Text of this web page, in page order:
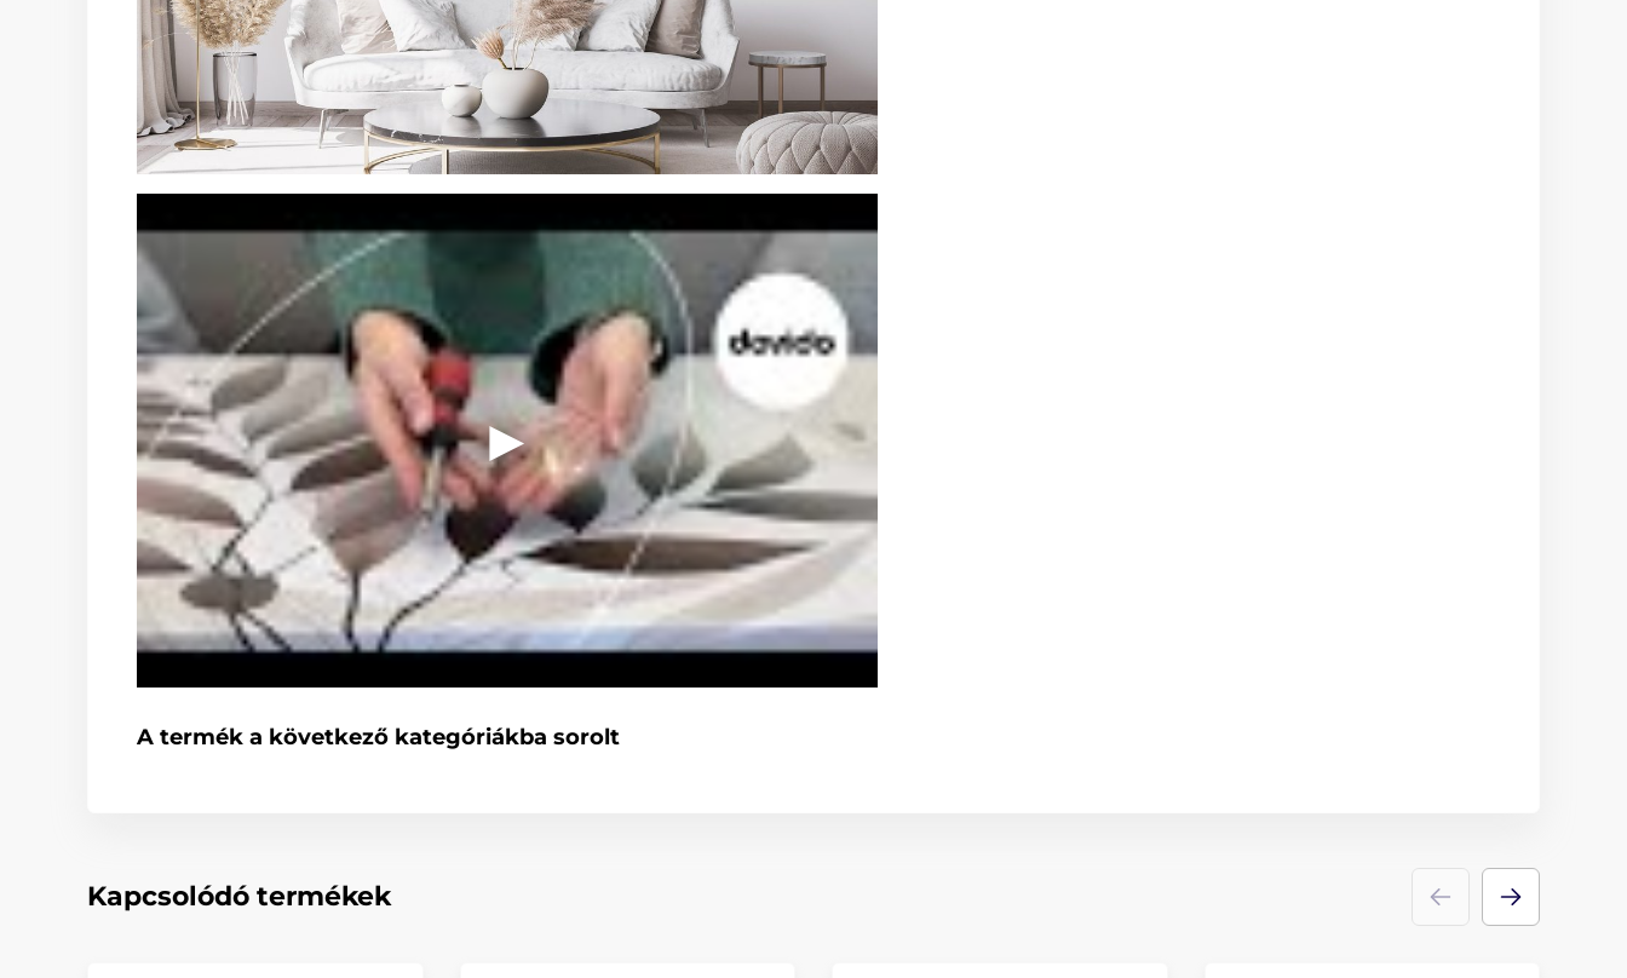
A termék a következő kategóriákba sorolt
Kapcsolódó termékek